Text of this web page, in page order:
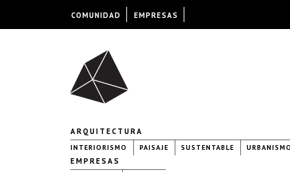
ARQUITECTURA
INTERIORISMO PAISAJE SUSTENTABLE URBANISMO
EMPRESAS
COMUNIDAD EMPRESAS